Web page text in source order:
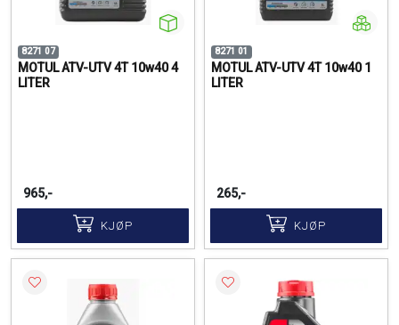
8271 07
MOTUL ATV-UTV 4T 10w40 4
LITER
965,-
KJØP
8271 01
MOTUL ATV-UTV 4T 10w40 1
LITER
265,-
KJØP